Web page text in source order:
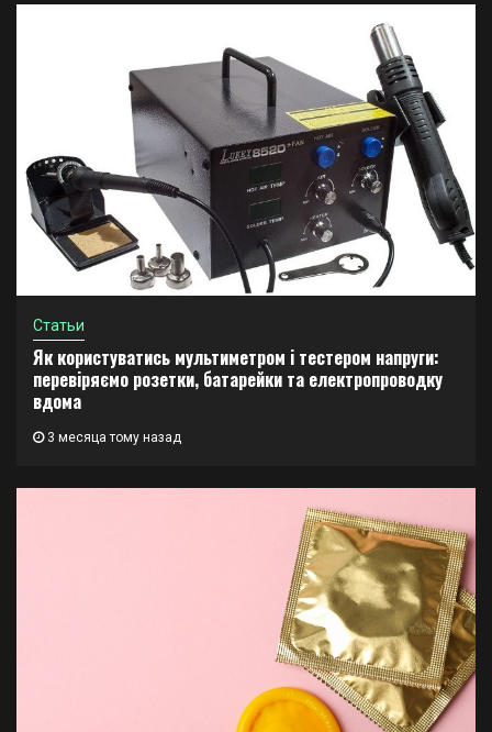
Статьи
Як користуватись мультиметром і тестером напруги:
перевіряємо розетки, батарейки та електропроводку
вдома
3 месяца тому назад